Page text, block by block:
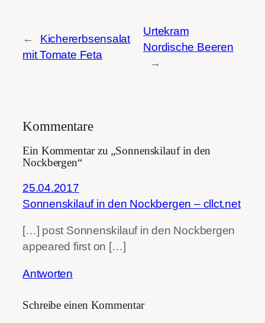
←
Kichererbsensalat
mit Tomate Feta
Urtekram
Nordische Beeren
→
Kommentare
Ein Kommentar zu „Sonnenskilauf in den
Nockbergen“
25.04.2017
Sonnenskilauf in den Nockbergen – cllct.net
[…] post Sonnenskilauf in den Nockbergen
appeared first on […]
Antworten
Schreibe einen Kommentar